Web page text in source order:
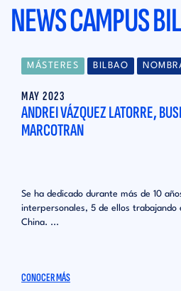
NEWS CAMPUS
MÁSTERES BILBAO
MAY 2023
ANDREI VÁZQUEZ LATORRE,
MARCOTRAN
Se ha dedicado durante más de 10
interpersonales, 5 de ellos trabajando
China. ...
CONOCER MÁS